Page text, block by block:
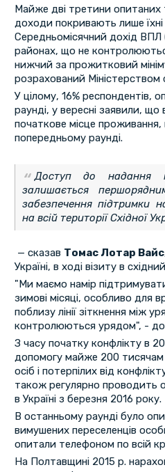
Майже дві третини опитаних
доходи покривають лише
Середньомісячний дохід ВПЛ
районах, що не
нижчий за прожитковий
розрахований Міністерством
У цілому, 16% респондентів,
раунді, у вересні заявили,
початкове місце проживання,
попередньому раунді.
Доступ до надання
залишається
забезпечення підтримки
на всій території Східної
— сказав Томас Лотар Вайс
Україні, в ході візиту в
"Ми маємо намір
зимові місяці, особливо для
поблизу лінії зіткнення між
контролюються урядом", -
З часу початку конфлікту в
допомогу майже 200 тисячам
осіб і потерпілих від
також регулярно проводить
в Україні з березня 2016 року.
В останньому раунді було
вимушених переселенців
опитали телефоном по всій
На Полтавщині 2015 р.